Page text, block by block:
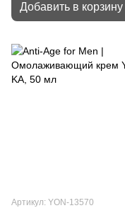
Добавить в корзину
Артикул: YON-13570